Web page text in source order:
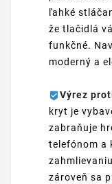
ľahké
že tlačidlá
funkčné.
moderný a
Výrez
kryt je
zabraňuje
telefónom a
zároveň sa